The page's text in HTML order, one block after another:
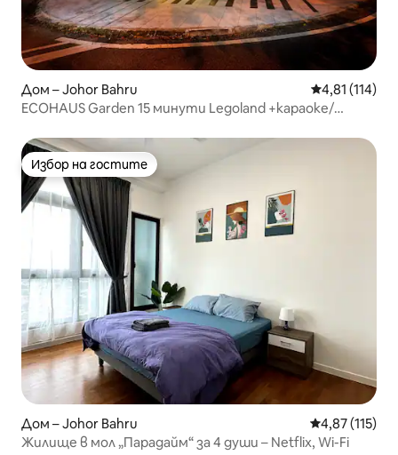
Дом – Johor Bahru Средна
4,81 (114)
ECOHAUS Garden 15 минути Legoland +караоке/
Избор на гостите
Избор на гостите
Дом – Johor Bahru Средна
4,87 (115)
Жилище в мол „Парадайм“ за 4 души – Netflix, Wi-Fi